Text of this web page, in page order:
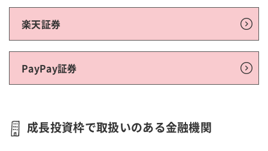
楽天証券
PayPay証券
成長投資枠で取扱いのある金融機関